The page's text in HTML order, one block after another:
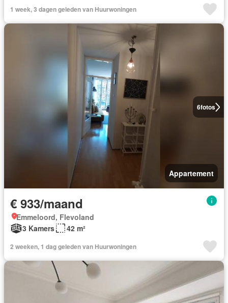
1 week, 3 dagen geleden van Huurwoningen
6fotos
Appartement
€ 933/maand
Emmeloord, Flevoland
3 Kamers
42 m²
2 weeken, 1 dag geleden van Huurwoningen